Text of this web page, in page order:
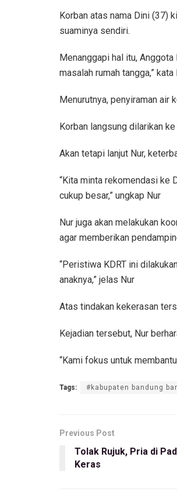
Korban atas nama Dini (37)
suaminya sendiri.
Menanggapi hal itu,
masalah rumah tangga,”
Menurutnya, penyiraman air
Korban langsung dilarikan
Akan tetapi lanjut Nur,
“Kita minta rekomendasi ke
cukup besar,” ungkap Nur
Nur juga akan melakukan
agar memberikan
“Peristiwa KDRT ini
anaknya,” jelas Nur
Atas tindakan kekerasan
Kejadian tersebut, Nur
“Kami fokus untuk
Tags: #kabupaten bandung
Previous Post
Tolak Rujuk, Pria di
Keras